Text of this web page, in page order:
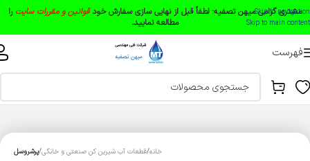
Skip to navigation
Skip to main content
مشتری گرامی میهن تصفیه: لطفاً قبل از نهایی سازی سفارش خودقوانین و مقررات سایت را
مطالعه نمایید.
فهرست
خانه قطعات آب شیرین کن صنعتی و خانگی پرشروسل